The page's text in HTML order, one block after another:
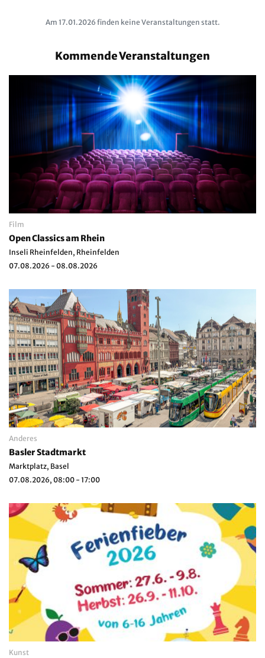
Am 17.01.2026 finden keine Veranstaltungen statt.
Kommende Veranstaltungen
Film
Open Classics am Rhein
Inseli Rheinfelden, Rheinfelden
07.08.2026 - 08.08.2026
Anderes
Basler Stadtmarkt
Marktplatz, Basel
07.08.2026, 08:00 - 17:00
Kunst